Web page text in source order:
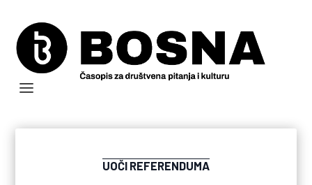
UOČI REFERENDUMA